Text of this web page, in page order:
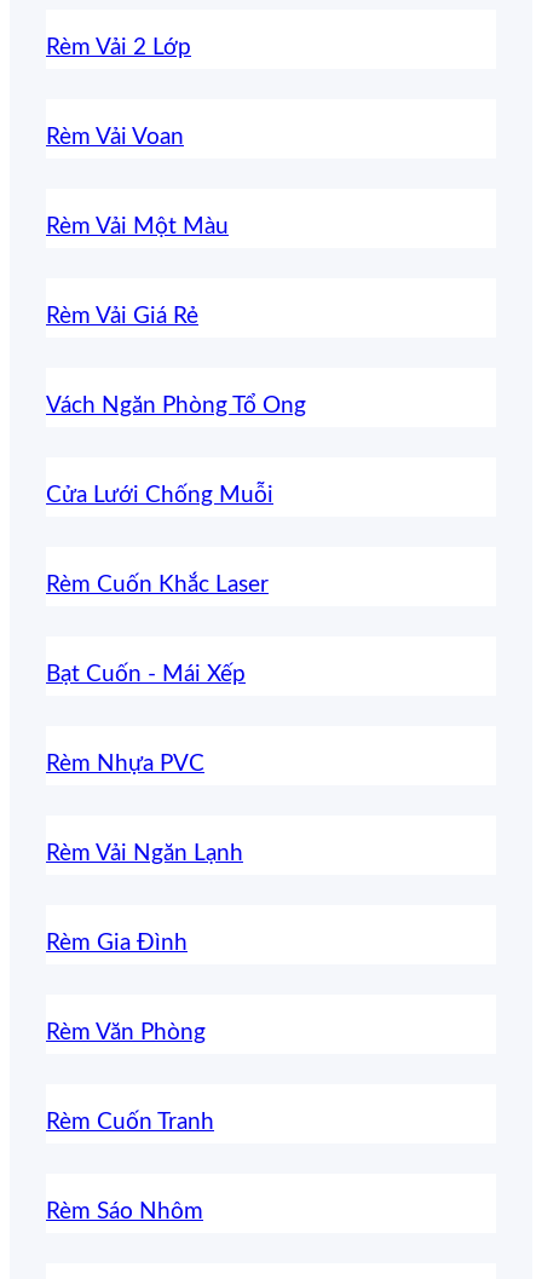
Rèm Vải 2 Lớp
Rèm Vải Voan
Rèm Vải Một Màu
Rèm Vải Giá Rẻ
Vách Ngăn Phòng Tổ Ong
Cửa Lưới Chống Muỗi
Rèm Cuốn Khắc Laser
Bạt Cuốn - Mái Xếp
Rèm Nhựa PVC
Rèm Vải Ngăn Lạnh
Rèm Gia Đình
Rèm Văn Phòng
Rèm Cuốn Tranh
Rèm Sáo Nhôm